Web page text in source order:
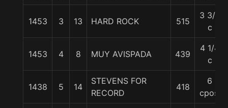
1453 3 13 HARD ROCK 515
3 3/4
c
1453 4 8 MUY AVISPADA 439
4 1/4
c
1438 5 14
STEVENS FOR
RECORD
418
6
cpos.